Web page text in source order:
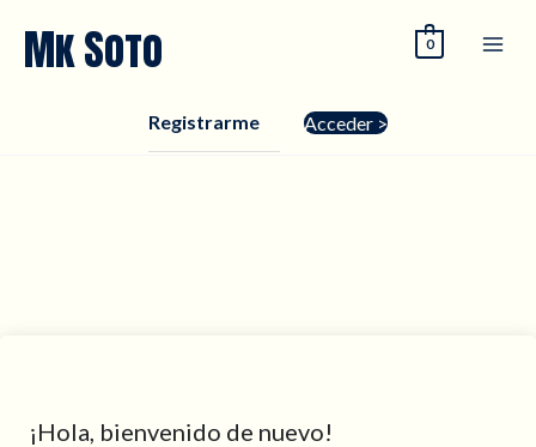
Mk Soto 0
Registrarme Acceder >
¡Hola, bienvenido de nuevo!